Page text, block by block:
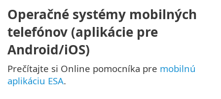
Operačné systémy mobilných
telefónov (aplikácie pre
Android/iOS)
Prečítajte si Online pomocníka pre mobilnú
aplikáciu ESA.